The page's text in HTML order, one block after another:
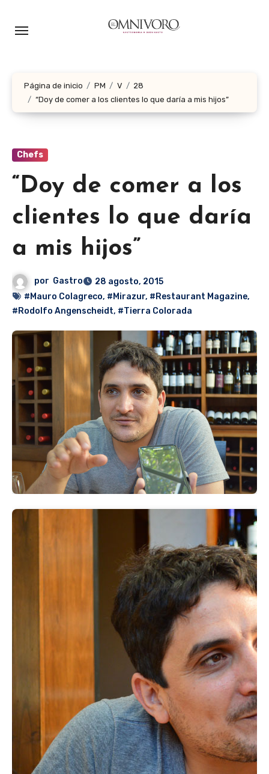
Página de inicio PM V
28
“Doy de comer a los clientes lo que daría a mis hijos”
Chefs
“Doy de comer a los
clientes lo que daría
a mis hijos”
por Gastro
28 agosto, 2015
#Mauro Colagreco, #Mirazur, #Restaurant Magazine,
#Rodolfo Angenscheidt, #Tierra Colorada